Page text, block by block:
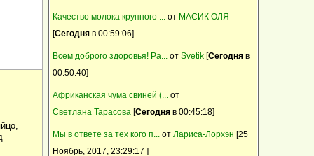
14 Ноябрь, 2017, 21:42:59
корма для интенсивного выращивания
комбикорм Пурина PURINA
Красный тибетский мастиф 100% китаец
открыт для вязок
Барневельдер, белефельдер, араукан,
минимясная палевая- инкуб.яйцо, цыплята
Качество молока крупного ... от МАСИК ОЛЯ
[Сегодня в 00:59:06]
Всем доброго здоровья! Ра... от Svetik [Сегодня в
00:50:40]
Африканская чума свиней (...
от
Cветлана Тарасова [Сегодня в 00:45:18]
Мы в ответе за тех кого п... от Лариса-Лорхэн [25
Ноябрь, 2017, 23:29:17 ]